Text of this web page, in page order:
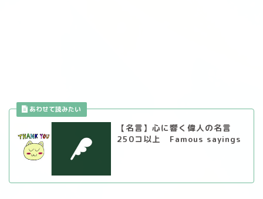
【名言】心に響く偉人の名言
250コ以上 Famous sayings